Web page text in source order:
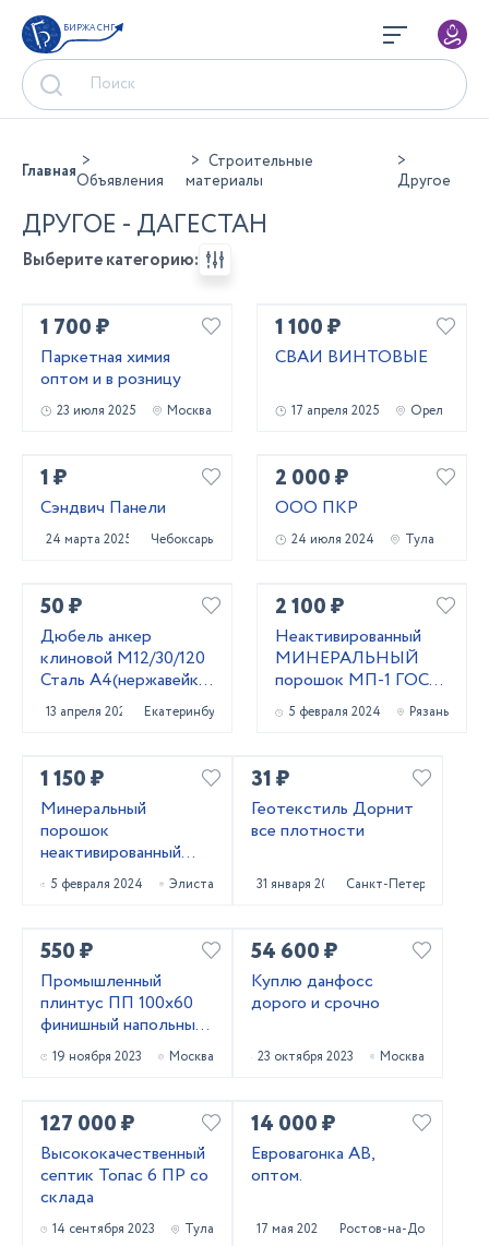
БИРЖА СНГ
ГлавнаяОбъявления
Строительные
материалы
Другое
ДРУГОЕ - ДАГЕСТАН
Выберите категорию:
1 700 ₽
Паркетная химия
оптом и в розницу
23 июля 2025 Москва
1 100 ₽
СВАИ ВИНТОВЫЕ
17 апреля 2025 Орел
1 ₽
Сэндвич Панели
24 марта 2025 Чебоксары
2 000 ₽
ООО ПКР
24 июля 2024 Тула
50 ₽
Дюбель анкер
клиновой М12/30/120
Сталь А4(нержавейка)
Фирма WURTH
13 апреля 2024 Екатеринбург
2 100 ₽
Неактивированный
МИНЕРАЛЬНЫЙ
порошок МП-1 ГОСТ
52129-03 и МП-2
ГОСТ 32761-14
5 февраля 2024 Рязань
1 150 ₽
Минеральный
порошок
неактивированный
МП-1 ГОСТ 52129-03
и МП-2 ГОСТ 32761-
5 февраля 2024 Элиста
31 ₽
Геотекстиль Дорнит
все плотности
31 января 2024 Санкт-Петербург
550 ₽
Промышленный
плинтус ПП 100х60
финишный напольный
из ПВХ
19 ноября 2023 Москва
54 600 ₽
Куплю данфосс
дорого и срочно
23 октября 2023 Москва
127 000 ₽
Высококачественный
септик Топас 6 ПР со
склада
14 сентября 2023 Тула
14 000 ₽
Евровагонка АВ,
оптом.
17 мая 2023 Ростов-на-Дону